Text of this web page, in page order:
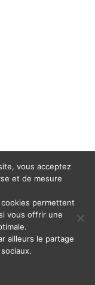
vous acceptez
et de mesure
permettent
vous offrir une
ailleurs le partage